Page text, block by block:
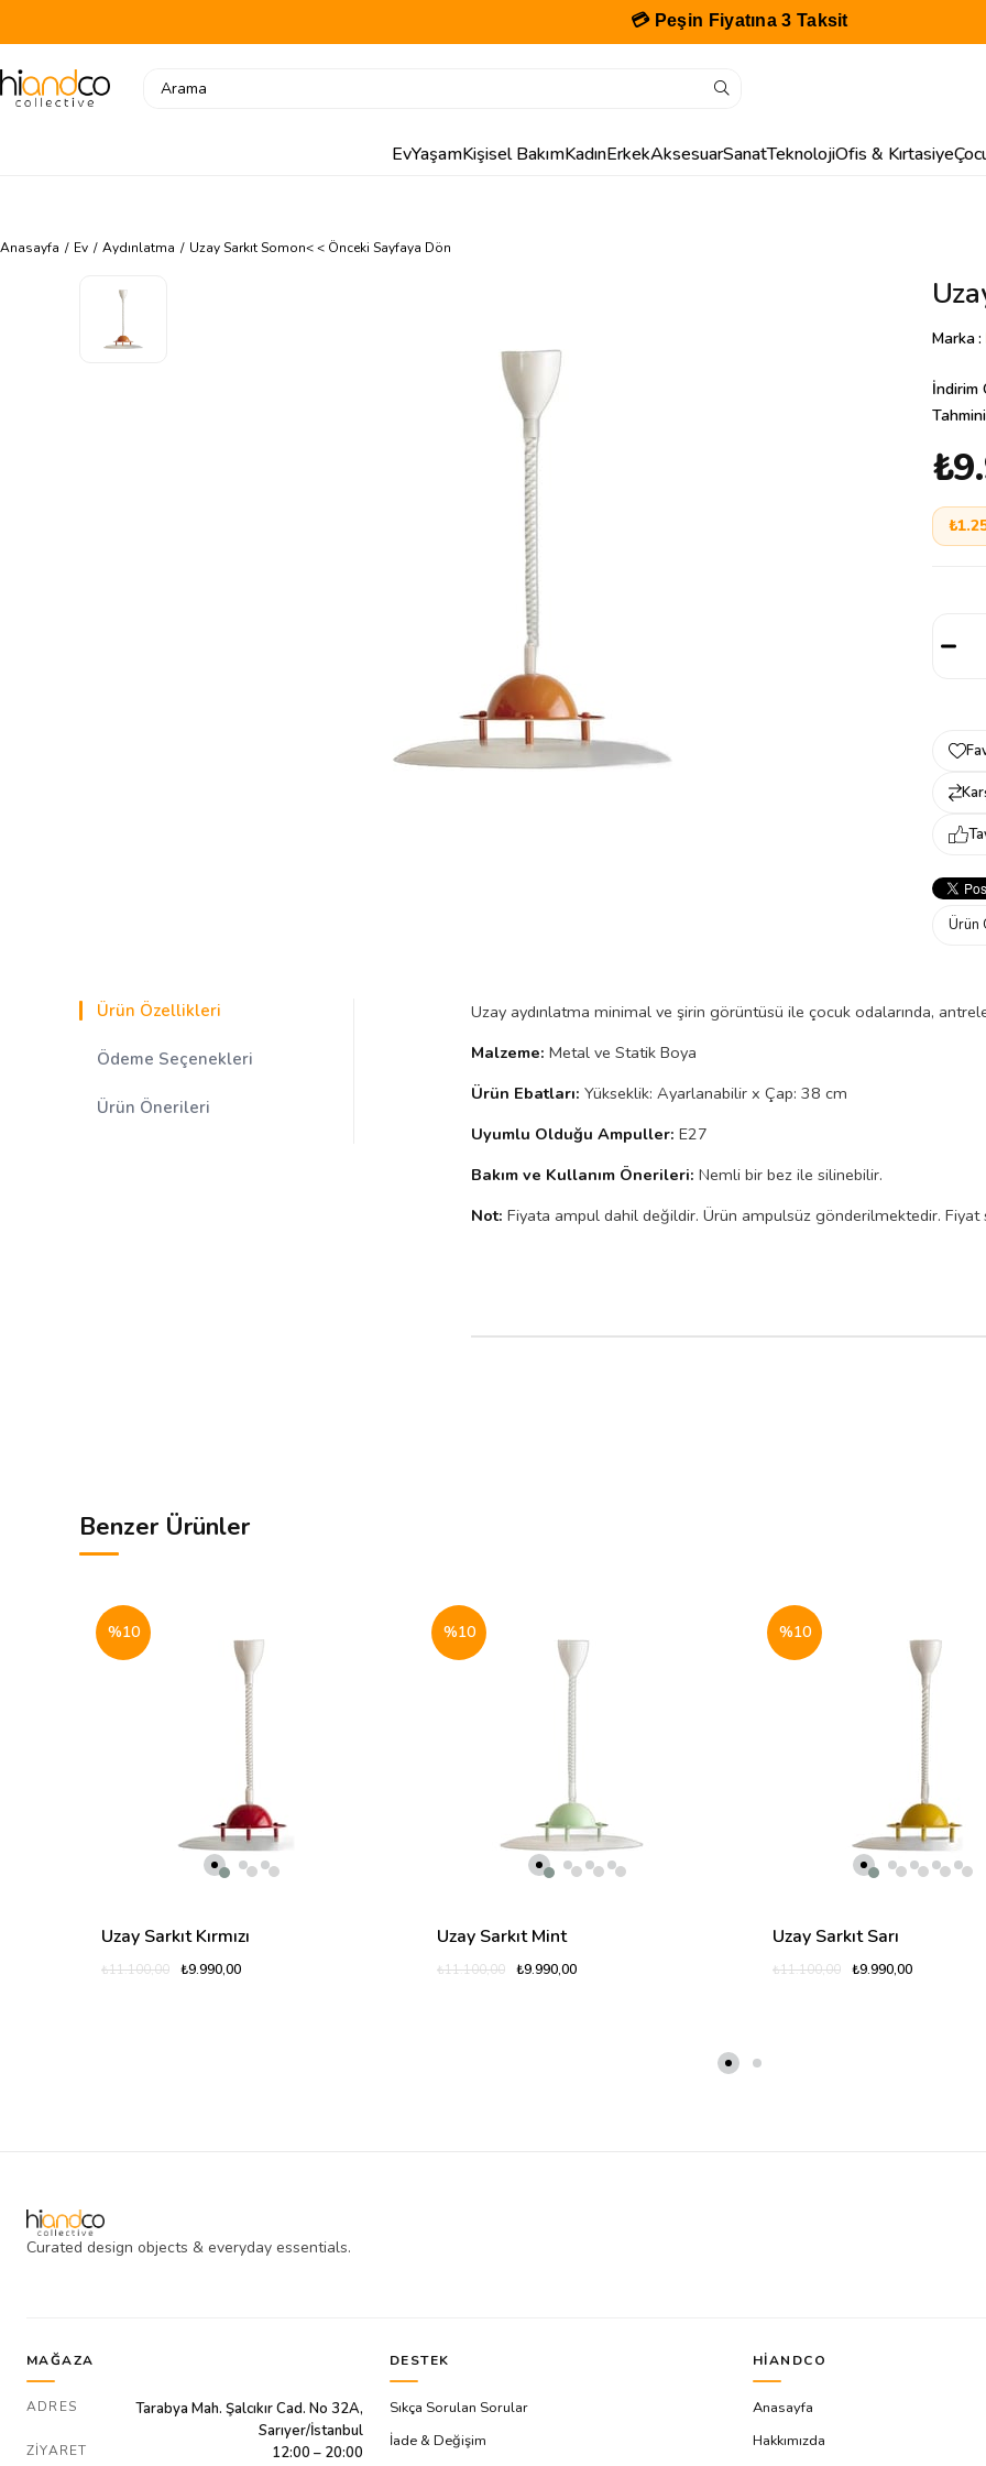
💳 Peşin Fiyatına 3 Taksit
EvYaşamKişisel BakımKadınErkekAksesuarSanatTeknolojiOfis & Kırtasiye
Anasayfa Ev Aydınlatma Uzay Sarkıt Somon< < Önceki Sayfaya Dön
Marka:
İndirim
Ürün
Ürün Özellikleri
Ödeme Seçenekleri
Ürün Önerileri
Uzay aydınlatma minimal ve şirin görüntüsü ile çocuk odalarında,
Malzeme: Metal ve Statik Boya
Ürün Ebatları: Yükseklik: Ayarlanabilir x Çap: 38 cm
Uyumlu Olduğu Ampuller: E27
Bakım ve Kullanım Önerileri: Nemli bir bez ile silinebilir.
Not: Fiyata ampul dahil değildir. Ürün ampulsüz gönderilmektedir. Fiyat
Benzer Ürünler
Uzay Sarkıt Kırmızı
₺9.990,00
₺11.100,00
%10
Uzay Sarkıt Mint
₺9.990,00
₺11.100,00
%10
Uzay Sarkıt Sarı
₺9.990,00
₺11.100,00
%10
Curated design objects & everyday essentials.
MAĞAZA
ADRES
Tarabya Mah. Şalcıkır Cad. No 32A,
Sarıyer/İstanbul
ZIYARET 12:00 – 20:00
DESTEK
Sıkça Sorulan Sorular
İade & Değişim
HIANDCO
Anasayfa
Hakkımızda